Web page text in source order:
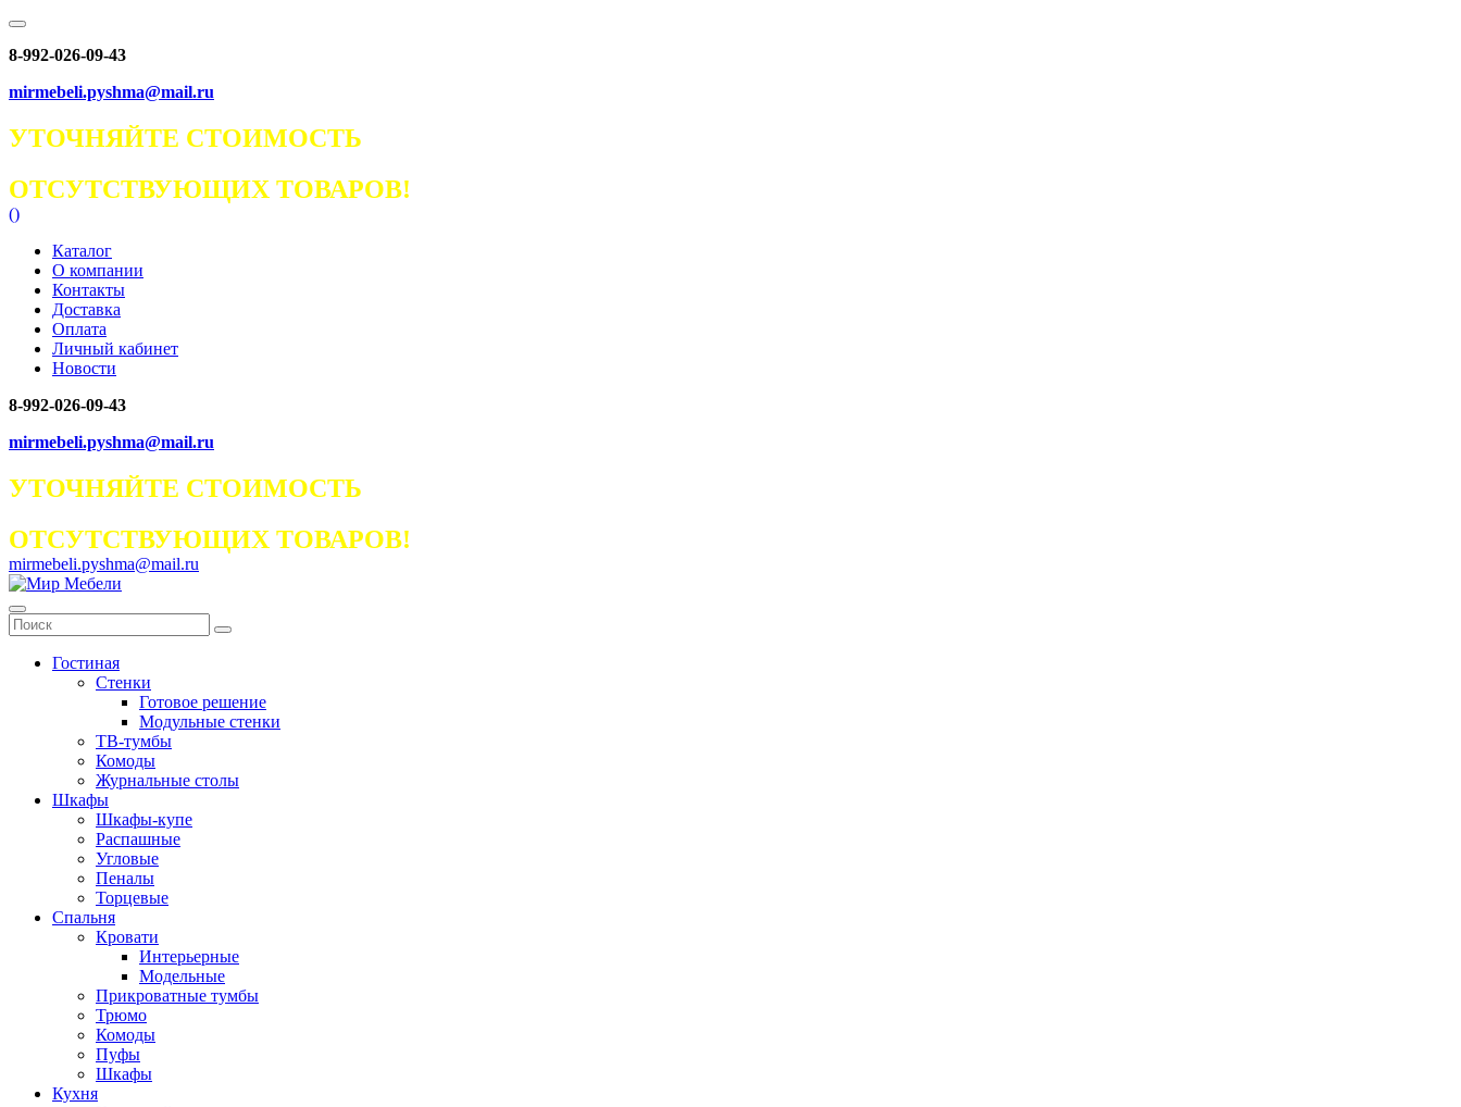
8-992-026-09-43
mirmebeli.pyshma@mail.ru
УТОЧНЯЙТЕ СТОИМОСТЬ
ОТСУТСТВУЮЩИХ ТОВАРОВ!
()
Каталог
О компании
Контакты
Доставка
Оплата
Личный кабинет
Новости
8-992-026-09-43
mirmebeli.pyshma@mail.ru
УТОЧНЯЙТЕ СТОИМОСТЬ
ОТСУТСТВУЮЩИХ ТОВАРОВ!
mirmebeli.pyshma@mail.ru
Гостиная
Стенки
Готовое решение
Модульные стенки
ТВ-тумбы
Комоды
Журнальные столы
Шкафы
Шкафы-купе
Распашные
Угловые
Пеналы
Торцевые
Спальня
Кровати
Интерьерные
Модельные
Прикроватные тумбы
Трюмо
Комоды
Пуфы
Шкафы
Кухня